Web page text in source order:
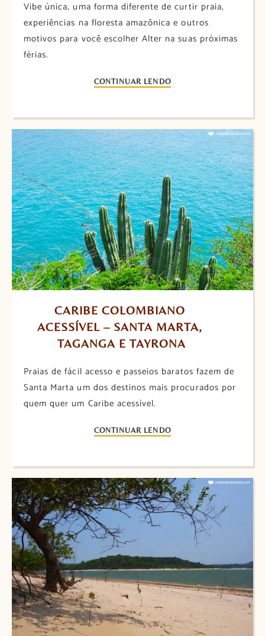
Vibe única, uma forma diferente de curtir praia,
experiências na floresta amazônica e outros
motivos para você escolher Alter na suas próximas
férias.
CONTINUAR LENDO
CARIBE COLOMBIANO
ACESSÍVEL – SANTA MARTA,
TAGANGA E TAYRONA
Praias de fácil acesso e passeios baratos fazem de
Santa Marta um dos destinos mais procurados por
quem quer um Caribe acessível.
CONTINUAR LENDO